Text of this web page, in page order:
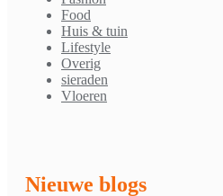
Food
Huis & tuin
Lifestyle
Overig
sieraden
Vloeren
Nieuwe blogs